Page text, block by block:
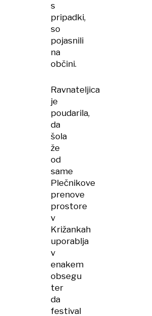
s
pripadki,
so
pojasnili
na
občini.
Ravnateljica
je
poudarila,
da
šola
že
od
same
Plečnikove
prenove
prostore
v
Križankah
uporablja
v
enakem
obsegu
ter
da
festival